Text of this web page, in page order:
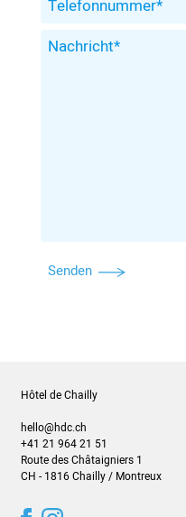
Senden
Hôtel de Chailly
hello@hdc.ch
+41 21 964 21 51
Route des Châtaigniers 1
CH - 1816 Chailly / Montreux